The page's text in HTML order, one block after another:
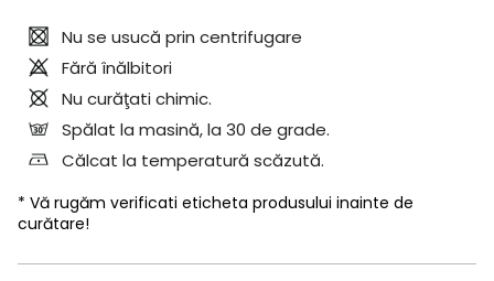
Nu se usucă prin centrifugare
Fără înălbitori
Nu curăţati chimic.
Spălat la masină, la 30 de grade.
Călcat la temperatură scăzută.
* Vă rugăm verificati eticheta produsului inainte de
curătare!